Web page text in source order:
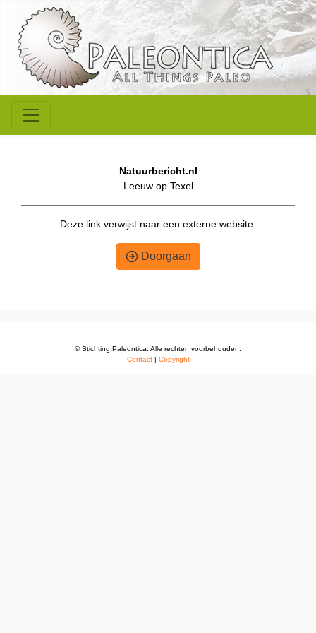
Natuurbericht.nl
Leeuw op Texel
Deze link verwijst naar een externe website.
Doorgaan
© Stichting Paleontica. Alle rechten voorbehouden.
Contact| Copyright